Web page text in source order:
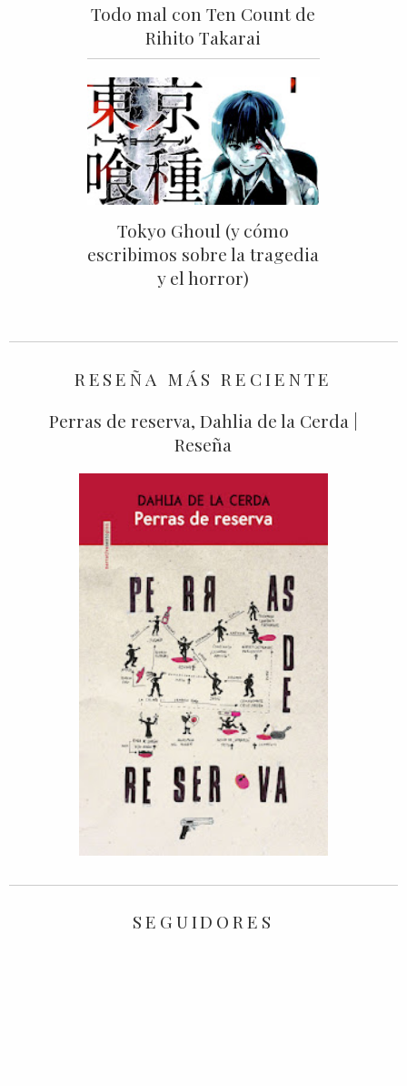
Todo mal con Ten Count de
Rihito Takarai
Tokyo Ghoul (y cómo
escribimos sobre la tragedia
y el horror)
RESEÑA MÁS RECIENTE
Perras de reserva, Dahlia de la Cerda |
Reseña
SEGUIDORES